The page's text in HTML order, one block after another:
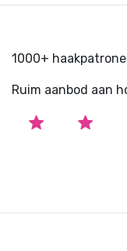
1000+
Ruim aanbod aan